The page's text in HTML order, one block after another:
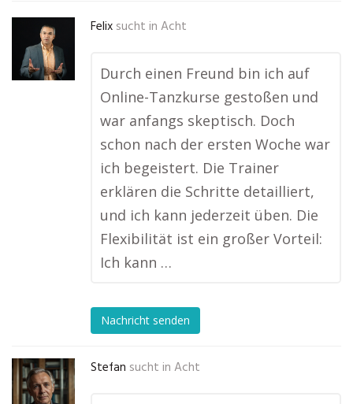
Felix sucht in Acht
Durch einen Freund bin ich auf
Online-Tanzkurse gestoßen und
war anfangs skeptisch. Doch
schon nach der ersten Woche war
ich begeistert. Die Trainer
erklären die Schritte detailliert,
und ich kann jederzeit üben. Die
Flexibilität ist ein großer Vorteil:
Ich kann …
Nachricht senden
Stefan sucht in Acht